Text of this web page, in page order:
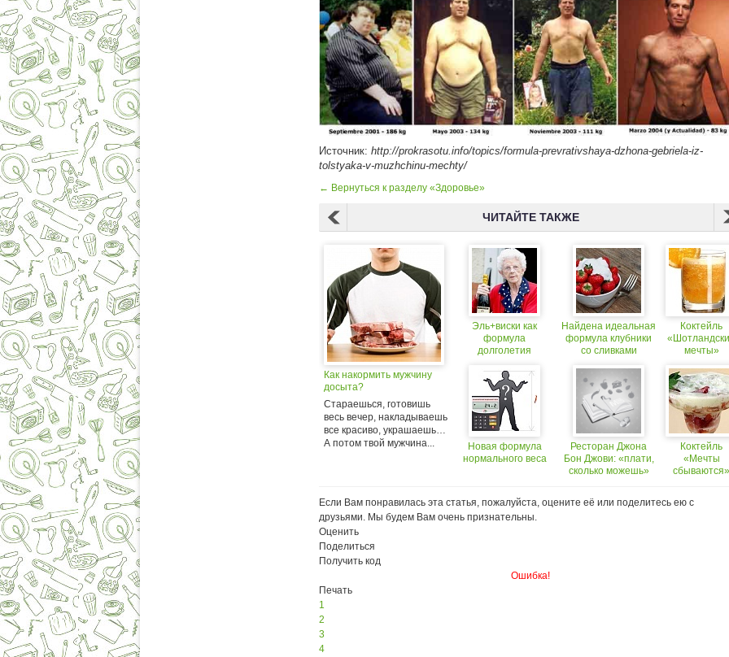
Источник: http://prokrasotu.info/topics/formula-prevrativshaya-dzhona-gebriela-iz-
tolstyaka-v-muzhchinu-mechty/
← Вернуться к разделу «Здоровье»
ЧИТАЙТЕ ТАКЖЕ
Как накормить мужчину
досыта?
Стараешься, готовишь
весь вечер, накладываешь
все красиво, украшаешь…
А потом твой мужчина...
Эль+виски как
формула
долголетия
Новая формула
нормального веса
Найдена идеальная
формула клубники
со сливками
Ресторан Джона
Бон Джови: «плати,
сколько можешь»
Коктейль
мечты»
Коктейль
«Мечты
сбываются»
Если Вам понравилась эта статья, пожалуйста, оцените её или поделитесь ею с
друзьями. Мы будем Вам очень признательны.
Оценить
Поделиться
Получить код
Ошибка!
Печать
1
2
3
4